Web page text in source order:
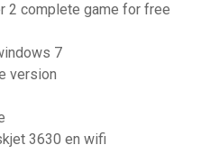
2 complete game for free
7
version
3630 en wifi